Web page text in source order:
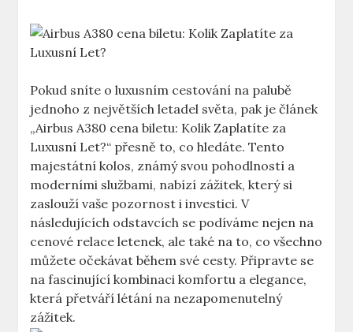
Pokud sníte o luxusním cestování na palubě
jednoho ‌z největších letadel světa, pak je článek
„Airbus⁤ A380 cena biletu: Kolik Zaplatíte za
Luxusní Let?“ přesně to, co hledáte. Tento
majestátní kolos, známý svou‍ pohodlností a
moderními službami, ⁤nabízí ⁤zážitek, který si
zaslouží vaše pozornost ⁢i investici. V
následujících odstavcích se podíváme nejen na
cenové⁢ relace letenek, ale také ​na to, co všechno
můžete očekávat během své cesty. Připravte ​se
na fascinující kombinaci komfortu a elegance,‌
která přetváří létání na nezapomenutelný
zážitek.